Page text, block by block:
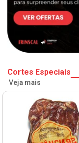
Cortes Especiais
Veja mais